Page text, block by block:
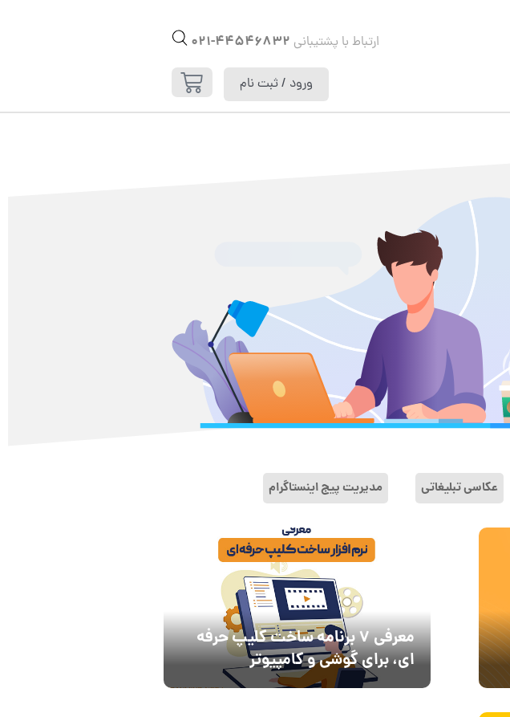
ارتباط با پشتیبانی 44546832-021
ورود / ثبت نام
عکاسی تبلیغاتی مدیریت پیج اینستاگرام
معرفی 7 برنامه ساخت کلیپ حرفه
ای، برای گوشی و کامپیوتر